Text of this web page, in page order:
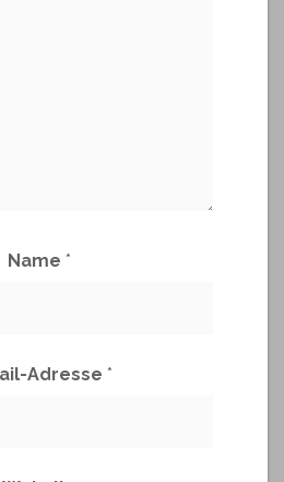
Name *
Adresse *